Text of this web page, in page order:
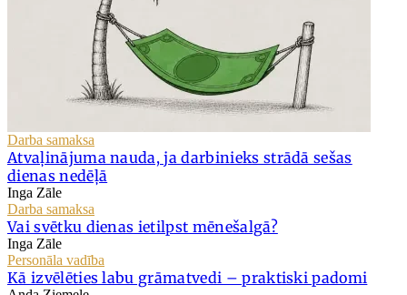
Darba samaksa
Atvaļinājuma nauda, ja darbinieks strādā sešas
dienas nedēļā
Inga Zāle
Darba samaksa
Vai svētku dienas ietilpst mēnešalgā?
Inga Zāle
Personāla vadība
Kā izvēlēties labu grāmatvedi – praktiski padomi